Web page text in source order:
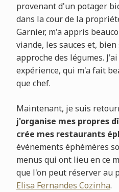
provenant d'un potager
dans la cour de la
Garnier, m'a appris
viande, les sauces et,
approche des légumes.
expérience, qui m'a fait
que chef.
Maintenant, je suis
j'organise mes propres
crée mes restaurants
événements éphémères
menus qui ont lieu en ce
que l'on peut réserver au
Elisa Fernandes Cozinha.